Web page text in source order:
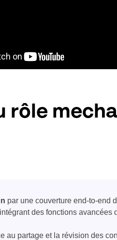
rôle
par une couverture end-to-end
des fonctions avancées
au partage et la révision des